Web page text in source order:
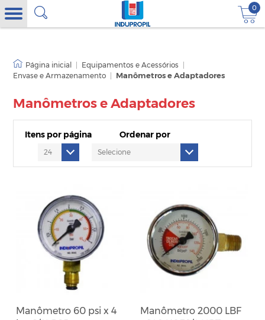
0
Equipamentos e Acessórios
Envase e Armazenamento
Manômetros e Adaptadores
Manômetros e Adaptadores
Itens por página Ordenar por
Manômetro 60 psi x 4
Manômetro 2000 LBF